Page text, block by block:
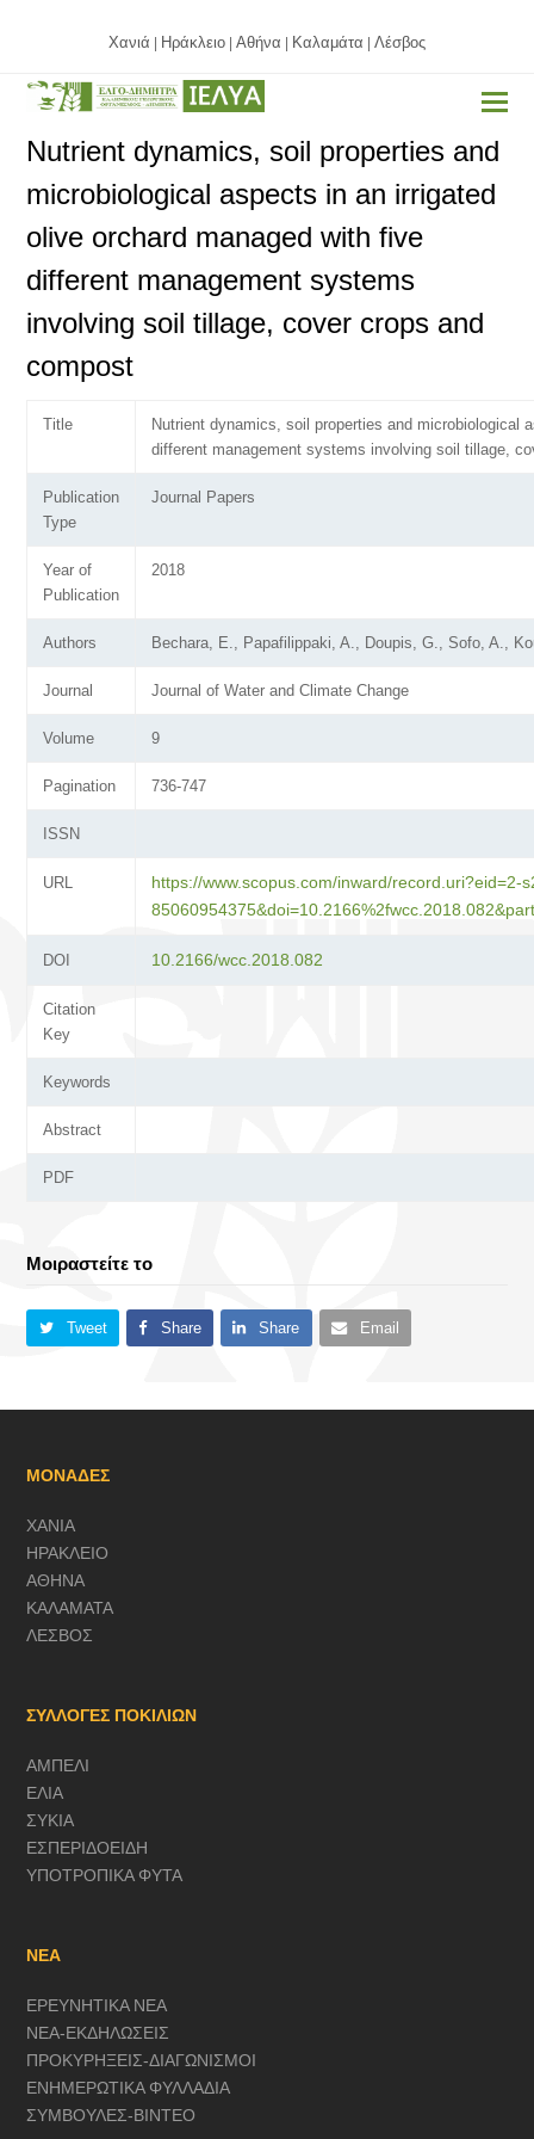
Χανιά Ηράκλειο Αθήνα Καλαμάτα Λέσβος
Nutrient dynamics, soil properties and
microbiological aspects in an irrigated
olive orchard managed with five
different management systems
involving soil tillage, cover crops and
compost
Title
Nutrient dynamics, soil properties and microbiological
different management systems involving soil tillage,
Publication
Type
Journal Papers
Year of
Publication
2018
Authors Bechara, E., Papafilippaki, A., Doupis, G., Sofo, A.,
Journal Journal of Water and Climate Change
Volume 9
Pagination 736-747
ISSN
URL
https://www.scopus.com/inward/record.uri?eid=2-
DOI 10.2166/wcc.2018.082
Citation
Key
Keywords
Abstract
PDF
Μοιραστείτε το
Tweet Share Share Email
ΜΟΝΑΔΕΣ
ΧΑΝΙΑ
ΗΡΑΚΛΕΙΟ
ΑΘΗΝΑ
ΚΑΛΑΜΑΤΑ
ΛΕΣΒΟΣ
ΣΥΛΛΟΓΕΣ ΠΟΚΙΛΙΩΝ
ΑΜΠΕΛΙ
ΕΛΙΑ
ΣΥΚΙΑ
ΕΣΠΕΡΙΔΟΕΙΔΗ
ΥΠΟΤΡΟΠΙΚΑ ΦΥΤΑ
ΝΕΑ
ΕΡΕΥΝΗΤΙΚΑ ΝΕΑ
ΝΕΑ-ΕΚΔΗΛΩΣΕΙΣ
ΠΡΟΚΥΡΗΞΕΙΣ-ΔΙΑΓΩΝΙΣΜΟΙ
ΕΝΗΜΕΡΩΤΙΚΑ ΦΥΛΛΑΔΙΑ
ΣΥΜΒΟΥΛΕΣ-ΒΙΝΤΕΟ